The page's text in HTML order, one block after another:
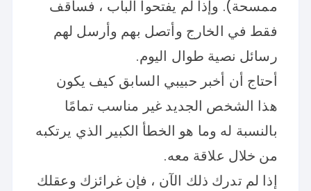
ممسحة). وإذا لم يفتحوا الباب ، فسأقف
فقط في الخارج وأتصل بهم وأرسل لهم
رسائل نصية طوال اليوم.
أحتاج أن أخبر حبيبي السابق كيف يكون
هذا الشخص الجديد غير مناسب تمامًا
بالنسبة له وما هو الخطأ الكبير الذي يرتكبه
من خلال علاقة معه.
إذا لم تدرك ذلك الآن ، فإن غرائزك وعقلك